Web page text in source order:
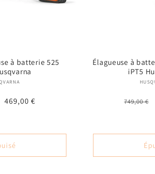
à batterie 525
Fournisseur :
Prix
469,00 €
Élagueuse à
iPT5
Prix
749,00 €